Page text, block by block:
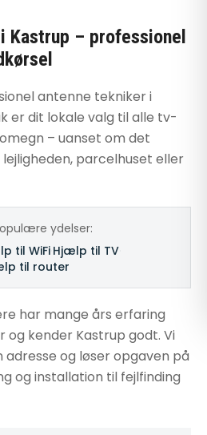
Kastrup – professionel
antenne tekniker i
er dit lokale valg til alle tv-
– uanset om det
parcelhuset eller
ydelser:
til WiFi Hjælp til TV
til router
har mange års erfaring
og kender Kastrup godt. Vi
og løser opgaven på
og installation til fejlfinding